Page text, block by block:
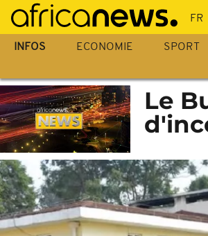
Passer
au
contenu
INFOS ECONOMIE SPORT
Le